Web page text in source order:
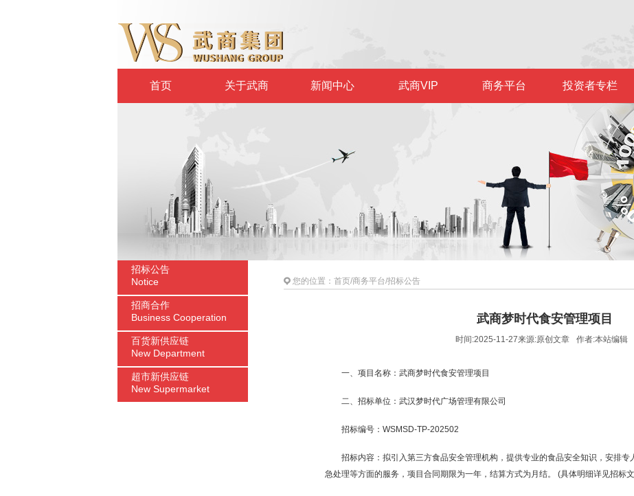
首页 关于武商 新闻中心 武商VIP 商务平台 投资者专栏
招标公告
Notice
招商合作
Business Cooperation
百货新供应链
New Department
超市新供应链
New Supermarket
您的位置： 首页/商务平台/招标公告
武商梦时代食安管理项目
时间:2025-11-27来源:原创文章 作者:本站编辑
一、项目名称：武商梦时代食安管理项目
二、招标单位：武汉梦时代广场管理有限公司
招标编号：WSMSD-TP-202502
招标内容：拟引入第三方食品安全管理机构，提供专业的食品安全知识，安排
急处理等方面的服务，项目合同期限为一年，结算方式为月结。 (具体明细详见招标